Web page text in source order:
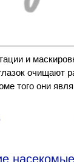
и
очищают
того они